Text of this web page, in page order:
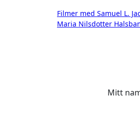
Filmer med Samuel L.
Maria Nilsdotter
Mitt